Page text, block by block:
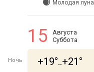
Молодая луна
15
Августа
Суббота
Ночь +19°..+21°